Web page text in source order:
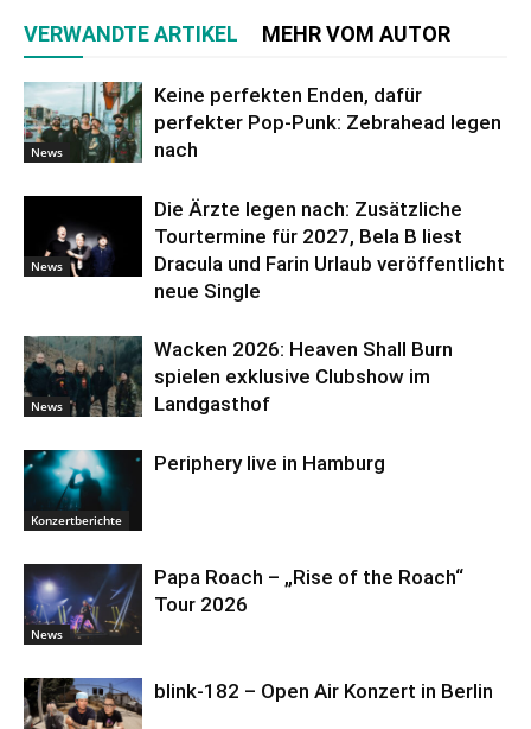
VERWANDTE ARTIKEL MEHR VOM AUTOR
News
Keine perfekten Enden, dafür
perfekter Pop-Punk: Zebrahead legen
nach
News
Die Ärzte legen nach: Zusätzliche
Tourtermine für 2027, Bela B liest
Dracula und Farin Urlaub veröffentlicht
neue Single
News
Wacken 2026: Heaven Shall Burn
spielen exklusive Clubshow im
Landgasthof
Konzertberichte
Periphery live in Hamburg
News
Papa Roach – „Rise of the Roach“
Tour 2026
blink-182 – Open Air Konzert in Berlin